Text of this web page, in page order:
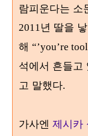
람피운다는 소
2011년 딸을
해 “’you’re
석에서 흔들고
고 말했다.
가사엔 제시카